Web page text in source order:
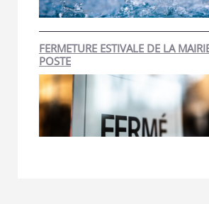
FERMETURE ESTIVALE DE LA
POSTE